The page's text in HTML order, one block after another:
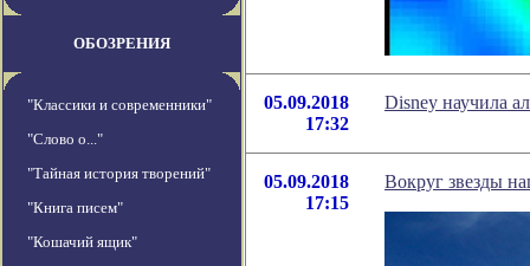
ОБОЗРЕНИЯ
"Классики и современники"
"Слово о..."
"Тайная история творений"
"Книга писем"
"Кошачий ящик"
05.09.2018
17:32
Disney научила
05.09.2018
17:15
Вокруг звезды